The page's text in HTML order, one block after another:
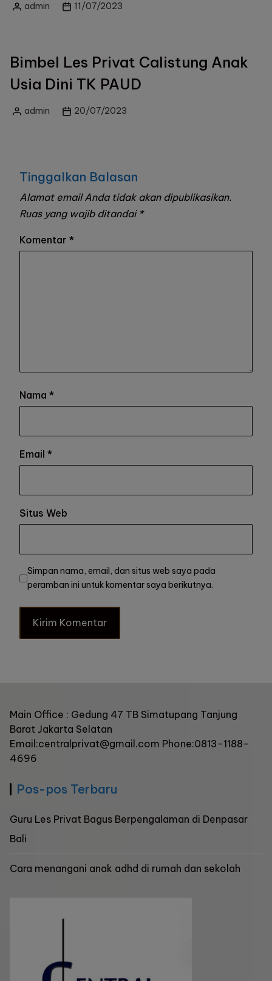
Postedadmin 11/07/2023
Bimbel Les Privat Calistung Anak
Usia Dini TK PAUD
Postedadmin 20/07/2023
Tinggalkan Balasan
Alamat email Anda tidak akan dipublikasikan.
Ruas yang wajib ditandai *
Komentar *
Nama *
Email *
Situs Web
Simpan nama, email, dan situs web saya pada
peramban ini untuk komentar saya berikutnya.
Main Office : Gedung 47 TB Simatupang Tanjung
Barat Jakarta Selatan
Email:centralprivat@gmail.com Phone:0813-1188-
4696
Pos-pos Terbaru
Guru Les Privat Bagus Berpengalaman di Denpasar
Bali
Cara menangani anak adhd di rumah dan sekolah